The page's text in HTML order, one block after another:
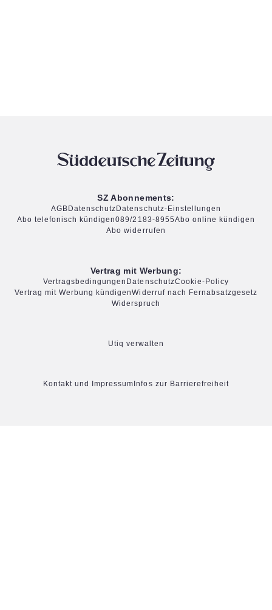
SZ Abonnements:
AGB Datenschutz Datenschutz-Einstellungen
Abo telefonisch kündigen089/2183-8955Abo online kündigen
Abo widerrufen
Vertrag mit Werbung:
Vertragsbedingungen DatenschutzCookie-Policy
Vertrag mit Werbung kündigenWiderruf nach Fernabsatzgesetz
Widerspruch
Utiq verwalten
Kontakt und Impressum Infos zur Barrierefreiheit